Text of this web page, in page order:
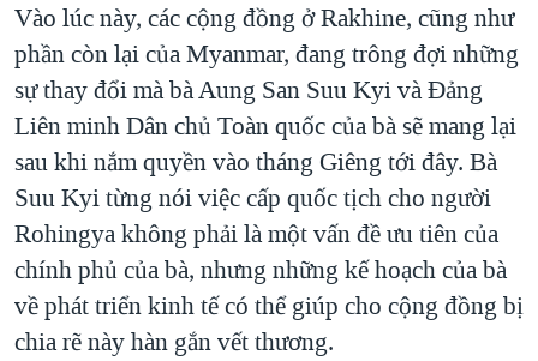
Vào lúc này, các cộng đồng ở Rakhine, cũng như
phần còn lại của Myanmar, đang trông đợi những
sự thay đổi mà bà Aung San Suu Kyi và Đảng
Liên minh Dân chủ Toàn quốc của bà sẽ mang lại
sau khi nắm quyền vào tháng Giêng tới đây. Bà
Suu Kyi từng nói việc cấp quốc tịch cho người
Rohingya không phải là một vấn đề ưu tiên của
chính phủ của bà, nhưng những kế hoạch của bà
về phát triển kinh tế có thể giúp cho cộng đồng bị
chia rẽ này hàn gắn vết thương.